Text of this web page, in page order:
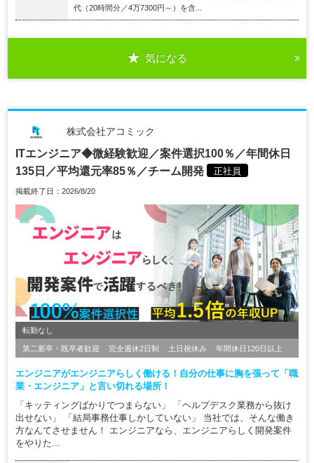
代（20時間分／4万7300円～）を含...
気になる
株式会社アコミック
ITエンジニア◆微経験歓迎／案件選択100％／年間休日
135日／平均還元率85％／チーム開発
正社員
掲載終了日：2026/8/20
転勤なし
第二新卒・既卒者歓迎 完全週休2日制 土日祝休み 年間休日120日以上
エンジニアがエンジニアらしく働ける！自分の仕事に胸を張って「職
業・エンジニア」と言い切れる場所！
「キッティングばかりでつまらない」 「ヘルプデスク業務から抜け
出せない」 「結局事務仕事しかしていない」 当社では、そんな働き
方なんてさせません！ エンジニアなら、エンジニアらしく開発案件
をやりた...